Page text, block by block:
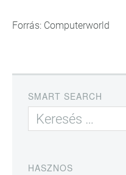
Forrás: Computerworld
SMART SEARCH
HASZNOS